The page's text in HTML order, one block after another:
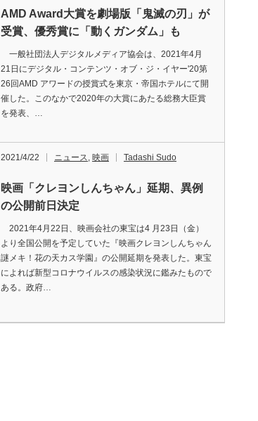
AMD Award大賞を劇場版「鬼滅の刃」が
受賞、優秀賞に「動くガンダム」も
一般社団法人デジタルメディア協会は、2021年4月
21日にデジタル・コンテンツ・オブ・ジ・イヤー'20第
26回AMD アワードの授賞式を東京・帝国ホテルにて開
催した。このなかで2020年の大賞にあたる総務大臣賞
を発表、…
2021/4/22 ニュース, 映画 Tadashi Sudo
映画「クレヨンしんちゃん」延期、異例
の公開前日決定
2021年4月22日、映画会社の東宝は4 月23日（金）
より全国公開を予定していた『映画クレヨンしんちゃん
謎メキ！花の天カス学園』の公開延期を発表した。東宝
によれば新型コロナウイルスの感染状況に鑑みたもので
ある。政府…